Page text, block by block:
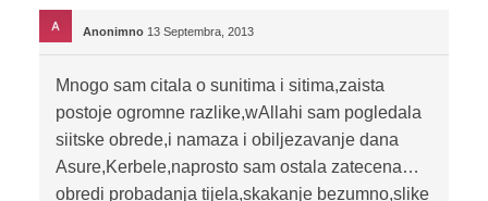
Anonimno 13 Septembra, 2013
Mnogo sam citala o sunitima i sitima,zaista
postoje ogromne razlike,wAllahi sam pogledala
siitske obrede,i namaza i obiljezavanje dana
Asure,Kerbele,naprosto sam ostala zatecena…
obredi probadanja tijela,skakanje bezumno,slike